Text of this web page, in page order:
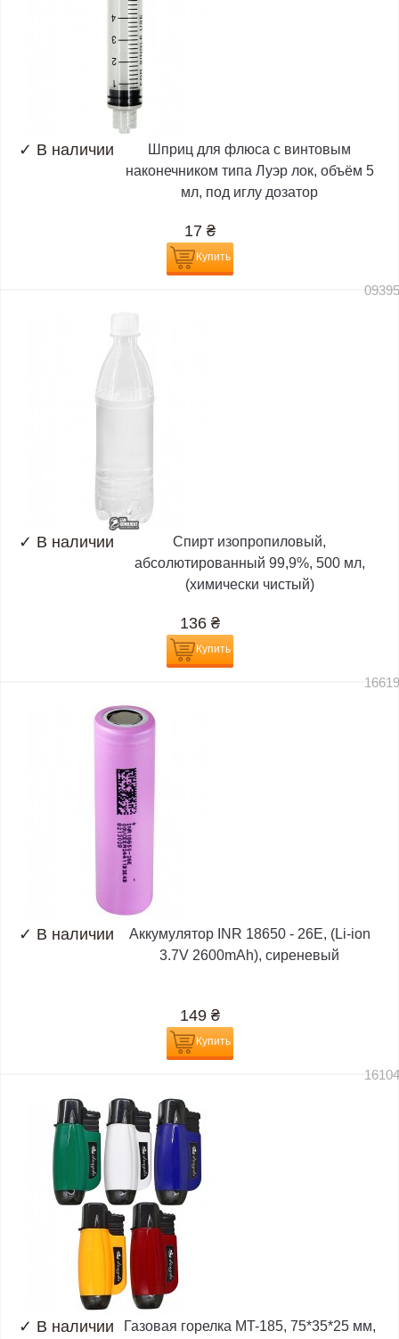
✓ В наличии
Шприц для флюса с винтовым
наконечником типа Луэр лок, объём 5
мл, под иглу дозатор
17 ₴
Купить
✓ В наличии
Спирт изопропиловый,
абсолютированный 99,9%, 500 мл,
(химически чистый)
136 ₴
Купить
✓ В наличии
Аккумулятор INR 18650 - 26E, (Li-ion
3.7V 2600mAh), сиреневый
149 ₴
Купить
✓ В наличии
Газовая горелка MT-185, 75*35*25 мм,